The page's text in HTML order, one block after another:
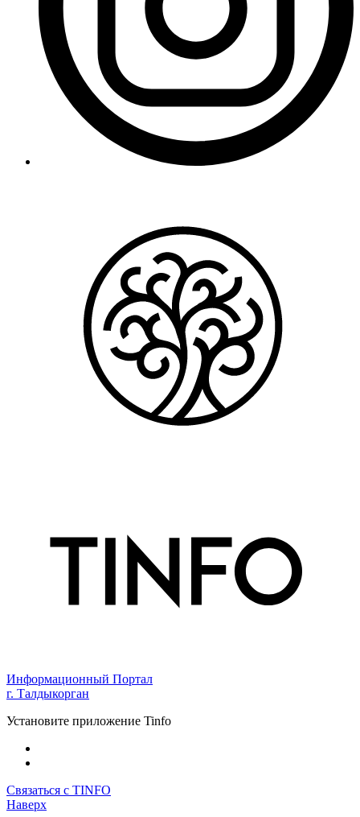
Информационный Портал
г. Талдыкорган
Установите приложение Tinfo
Связаться с TINFO
Наверх